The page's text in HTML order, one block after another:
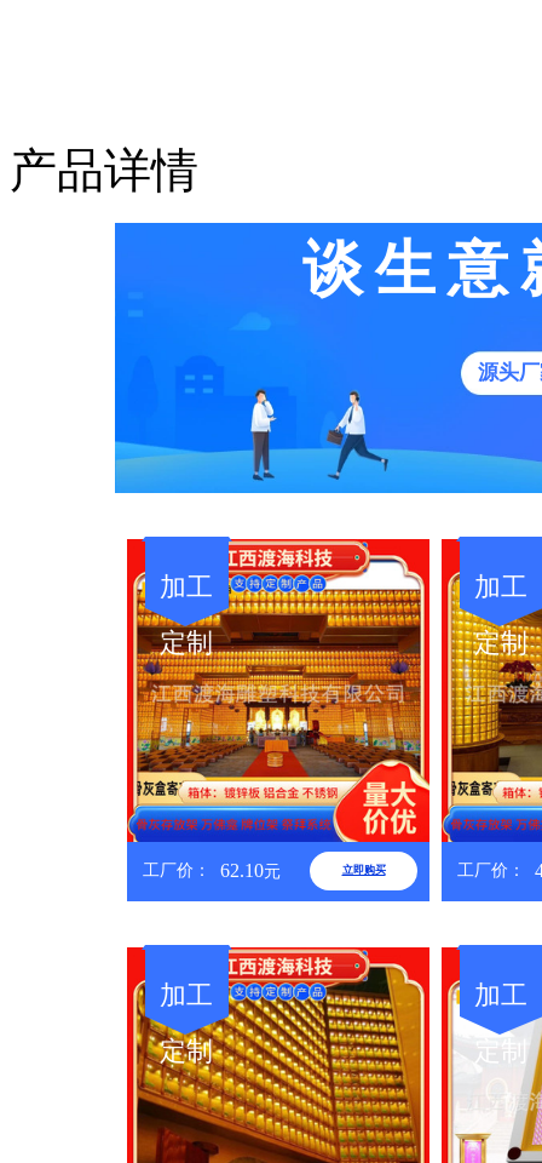
产品详情
谈生意
源头
加工
定制
工厂价： 62.10元 立即购买
加工
定制
工厂价：
加工
定制
加工
定制